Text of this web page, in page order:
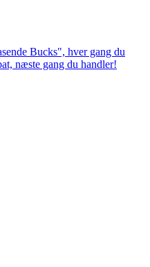
Bucks", hver gang du
næste gang du handler!